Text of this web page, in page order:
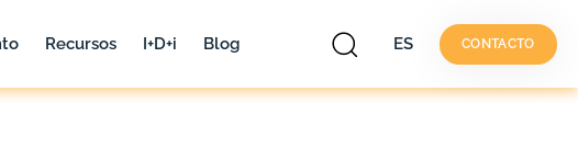
Recursos I+D+i Blog ES CONTACTO